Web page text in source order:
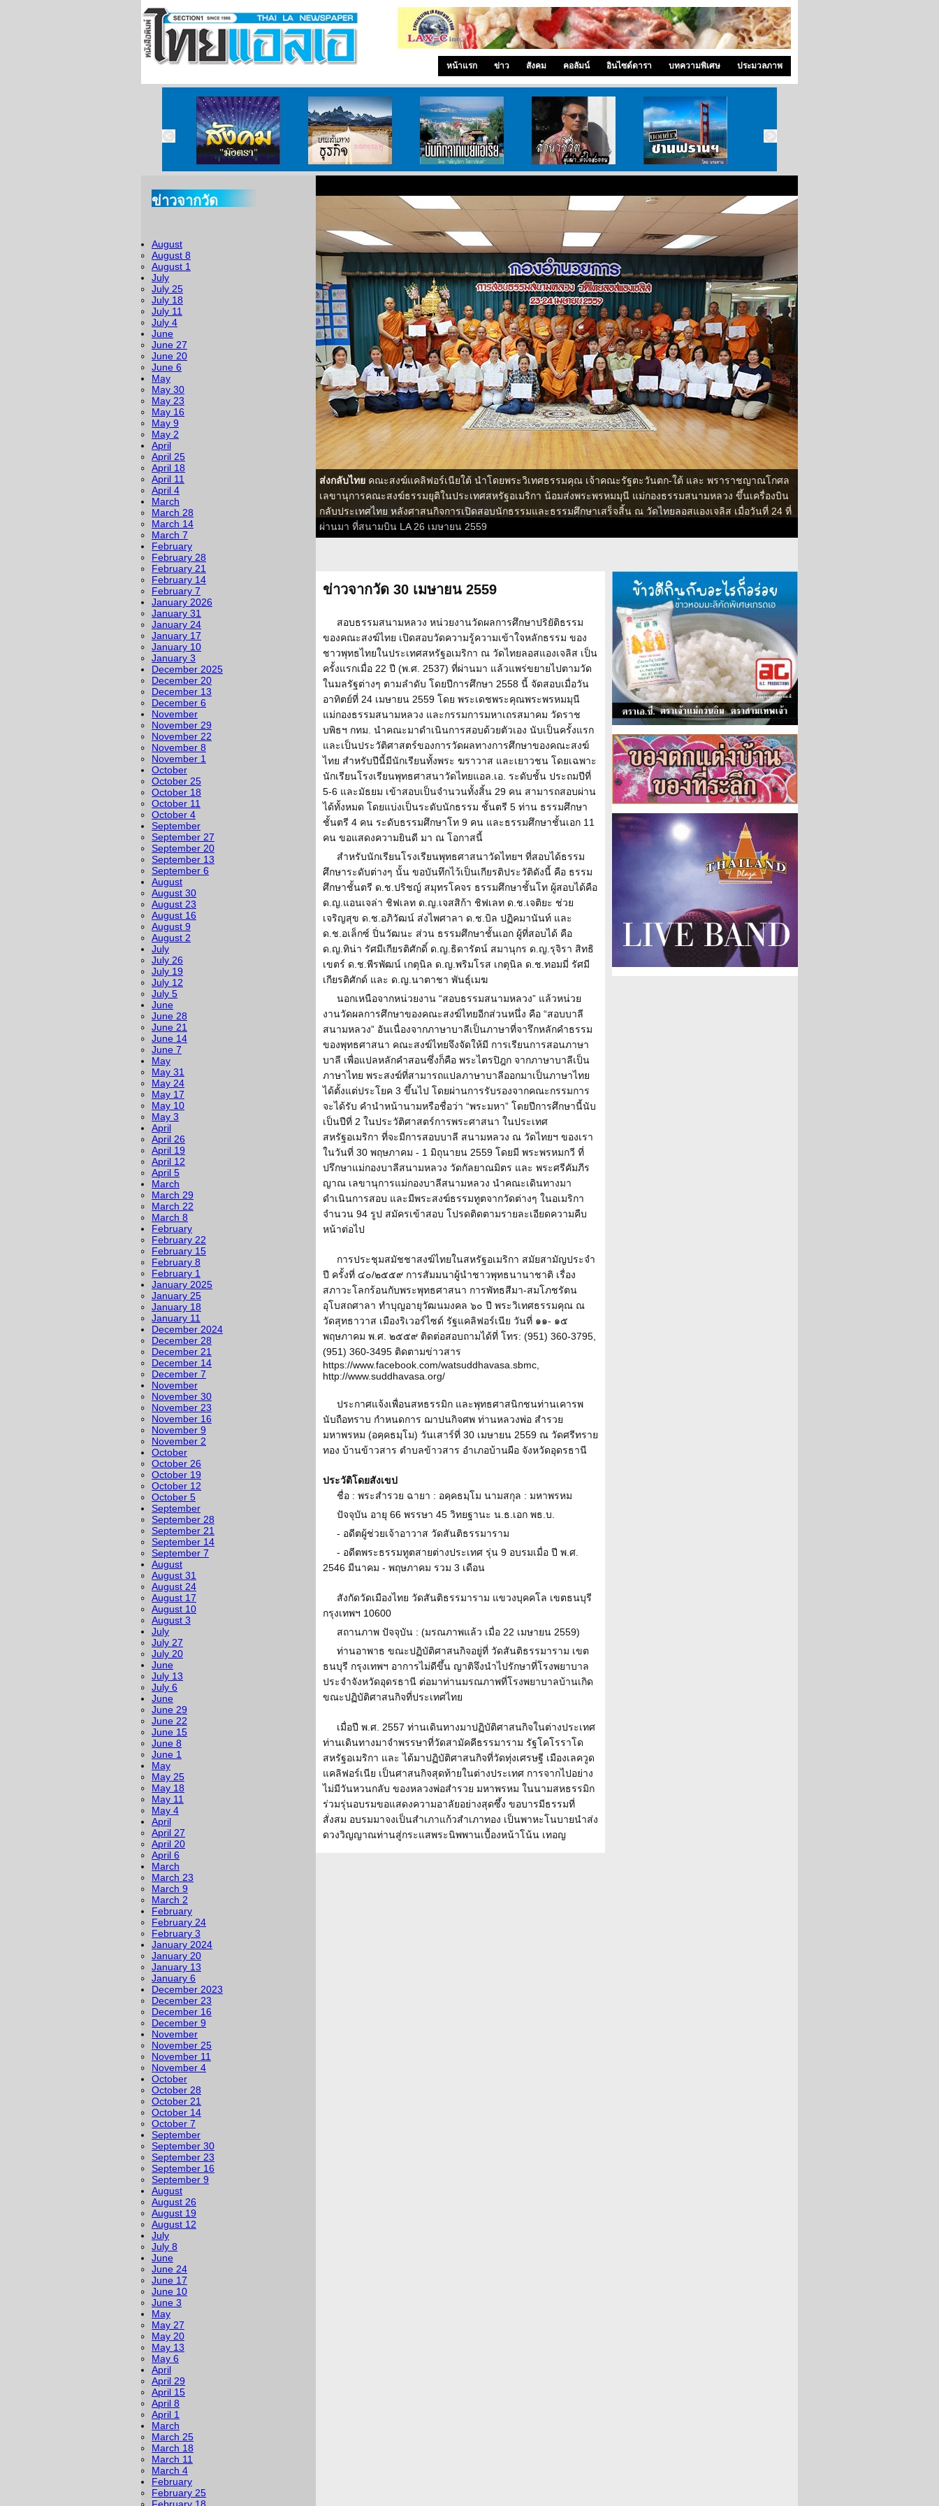
หน้าแรก ข่าว สังคม คอลัมน์ อินไซด์ดารา บทความพิเศษ ประมวลภาพ
สังคมมังตรา บนเส้นทางธุรกิจ บันทึกจากเบย์เอเรีย ลำนำ..ชีวิต บอกข่าว ซานฟราน ท่องไปใน San Francisco
ข่าวจากวัด
August
August 8
August 1
July
July 25
July 18
July 11
July 4
June
June 27
June 20
June 6
May
May 30
May 23
May 16
May 9
May 2
April
April 25
April 18
April 11
April 4
March
March 28
March 14
March 7
February
February 28
February 21
February 14
February 7
January 2026
January 31
January 24
January 17
January 10
January 3
December 2025
December 20
December 13
December 6
November
November 29
November 22
November 8
November 1
October
October 25
October 18
October 11
October 4
September
September 27
September 20
September 13
September 6
August
August 30
August 23
August 16
August 9
August 2
July
July 26
July 19
July 12
July 5
June
June 28
June 21
June 14
June 7
May
May 31
May 24
May 17
May 10
May 3
April
April 26
April 19
April 12
April 5
March
March 29
March 22
March 8
February
February 22
February 15
February 8
February 1
January 2025
January 25
January 18
January 11
December 2024
December 28
December 21
December 14
December 7
November
November 30
November 23
November 16
November 9
November 2
October
October 26
October 19
October 12
October 5
September
September 28
September 21
September 14
September 7
August
August 31
August 24
August 17
August 10
August 3
July
July 27
July 20
June
July 13
July 6
June
June 29
June 22
June 15
June 8
June 1
May
May 25
May 18
May 11
May 4
April
April 27
April 20
April 6
March
March 23
March 9
March 2
February
February 24
February 3
January 2024
January 20
January 13
January 6
December 2023
December 23
December 16
December 9
November
November 25
November 11
November 4
October
October 28
October 21
October 14
October 7
September
September 30
September 23
September 16
September 9
August
August 26
August 19
August 12
July
July 8
June
June 24
June 17
June 10
June 3
May
May 27
May 20
May 13
May 6
April
April 29
April 15
April 8
April 1
March
March 25
March 18
March 11
March 4
February
February 25
ส่งกลับไทย คณะสงฆ์แคลิฟอร์เนียใต้ นำโดยพระวิเทศธรรมคุณ เจ้าคณะรัฐตะวันตก-ใต้ และ พราราชญาณโกศล
เลขานุการคณะสงฆ์ธรรมยุติในประเทศสหรัฐอเมริกา น้อมส่งพระพรหมมุนี แม่กองธรรมสนามหลวง ขึ้นเครื่องบิน
กลับประเทศไทย หลังศาสนกิจการเปิดสอบนักธรรมและธรรมศึกษาเสร็จสิ้น ณ วัดไทยลอสแองเจลิส เมื่อวันที่ 24 ที่
ผ่านมา ที่สนามบิน LA 26 เมษายน 2559
ข่าวจากวัด 30 เมษายน 2559
สอบธรรมสนามหลวง หน่วยงานวัดผลการศึกษาปริยัติธรรม
ของคณะสงฆ์ไทย เปิดสอบวัดความรู้ความเข้าใจหลักธรรม ของ
ชาวพุทธไทยในประเทศสหรัฐอเมริกา ณ วัดไทยลอสแองเจลิส เป็น
ครั้งแรกเมื่อ 22 ปี (พ.ศ. 2537) ที่ผ่านมา แล้วแพร่ขยายไปตามวัด
ในมลรัฐต่างๆ ตามลำดับ โดยปีการศึกษา 2558 นี้ จัดสอบเมื่อวัน
อาทิตย์ที่ 24 เมษายน 2559 โดย พระเดชพระคุณพระพรหมมุนี
แม่กองธรรมสนามหลวง และกรรมการมหาเถรสมาคม วัดราช
บพิธฯ กทม. นำคณะมาดำเนินการสอบด้วยตัวเอง นับเป็นครั้งแรก
และเป็นประวัติศาสตร์ของการวัดผลทางการศึกษาของคณะสงฆ์
ไทย สำหรับปีนี้มีนักเรียนทั้งพระ ฆราวาส และเยาวชน โดยเฉพาะ
นักเรียนโรงเรียนพุทธศาสนาวัดไทยแอล.เอ. ระดับชั้น ประถมปีที่
5-6 และมัธยม เข้าสอบเป็นจำนวนทั้งสิ้น 29 คน สามารถสอบผ่าน
ได้ทั้งหมด โดยแบ่งเป็นระดับนักธรรม ชั้นตรี 5 ท่าน ธรรมศึกษา
ชั้นตรี 4 คน ระดับธรรมศึกษาโท 9 คน และธรรมศึกษาชั้นเอก 11
คน ขอแสดงความยินดี มา ณ โอกาสนี้
สำหรับนักเรียนโรงเรียนพุทธศาสนาวัดไทยฯ ที่สอบได้ธรรม
ศึกษาระดับต่างๆ นั้น ขอบันทึกไว้เป็นเกียรติประวัติดังนี้ คือ ธรรม
ศึกษาชั้นตรี ด.ช.ปริชญ์ สมุทรโคจร ธรรมศึกษาชั้นโท ผู้สอบได้คือ
ด.ญ.แอนเจล่า ชิฟเลท ด.ญ.เจสสิก้า ชิฟเลท ด.ช.เจติยะ ช่วย
เจริญสุข ด.ช.อภิวัฒน์ ส่งไพศาลา ด.ช.บิล ปฏิคมานันท์ และ
ด.ช.อเล็กซ์ ปิ่นวัฒนะ ส่วน ธรรมศึกษาชั้นเอก ผู้ที่สอบได้ คือ
ด.ญ.ทิน่า รัศมีเกียรติศักดิ์ ด.ญ.ธิดารัตน์ สมานุกร ด.ญ.รุจิรา สิทธิ
เขตร์ ด.ช.พีรพัฒน์ เกตุนิล ด.ญ.พริมโรส เกตุนิล ด.ช.ทอมมี่ รัศมี
เกียรติศักด์ และ ด.ญ.นาตาชา พันธุ์เมฆ
นอกเหนือจากหน่วยงาน “สอบธรรมสนามหลวง” แล้วหน่วย
งานวัดผลการศึกษาของคณะสงฆ์ไทยอีกส่วนหนึ่ง คือ “สอบบาลี
สนามหลวง” อันเนื่องจากภาษาบาลีเป็นภาษาที่จารึกหลักคำธรรม
ของพุทธศาสนา คณะสงฆ์ไทยจึงจัดให้มี การเรียนการสอนภาษา
บาลี เพื่อแปลหลักคำสอนซึ่งก็คือ พระไตรปิฎก จากภาษาบาลีเป็น
ภาษาไทย พระสงฆ์ที่สามารถแปลภาษาบาลีออกมาเป็นภาษาไทย
ได้ตั้งแต่ประโยค 3 ขึ้นไป โดยผ่านการรับรองจากคณะกรรมการ
จะได้รับ คำนำหน้านามหรือชื่อว่า “พระมหา” โดยปีการศึกษานี้นับ
เป็นปีที่ 2 ในประวัติศาสตร์การพระศาสนา ในประเทศ
สหรัฐอเมริกา ที่จะมีการสอบบาลี สนามหลวง ณ วัดไทยฯ ของเรา
ในวันที่ 30 พฤษภาคม - 1 มิถุนายน 2559 โดยมี พระพรหมกวี ที่
ปรึกษาแม่กองบาลีสนามหลวง วัดกัลยาณมิตร และ พระศรีคัมภีร
ญาณ เลขานุการแม่กองบาลีสนามหลวง นำคณะเดินทางมา
ดำเนินการสอบ และมีพระสงฆ์ธรรมทูตจากวัดต่างๆ ในอเมริกา
จำนวน 94 รูป สมัครเข้าสอบ โปรดติดตามรายละเอียดความคืบ
หน้าต่อไป
การประชุมสมัชชาสงฆ์ไทยในสหรัฐอเมริกา สมัยสามัญประจำ
ปี ครั้งที่ ๔๐/๒๕๕๙ การสัมมนาผู้นำชาวพุทธนานาชาติ เรื่อง
สภาวะโลกร้อนกับพระพุทธศาสนา การพัทธสีมา-สมโภชรัตน
อุโบสถศาลา ทำบุญอายุวัฒนมงคล ๖๐ ปี พระวิเทศธรรมคุณ ณ
วัดสุทธาวาส เมืองริเวอร์ไซด์ รัฐแคลิฟอร์เนีย วันที่ ๑๑- ๑๕
พฤษภาคม พ.ศ. ๒๕๕๙ ติดต่อสอบถามได้ที่ โทร: (951) 360-3795,
(951) 360-3495 ติดตามข่าวสาร
https://www.facebook.com/watsuddhavasa.sbmc,
http://www.suddhavasa.org/
ประกาศแจ้งเพื่อนสหธรรมิก และพุทธศาสนิกชนท่านเคารพ
นับถือทราบ กำหนดการ ฌาปนกิจศพ ท่านหลวงพ่อ สำรวย
มหาพรหม (อคฺคธมฺโม) วันเสาร์ที่ 30 เมษายน 2559 ณ วัดศรีทราย
ทอง บ้านข้าวสาร ตำบลข้าวสาร อำเภอบ้านผือ จังหวัดอุดรธานี
ประวัติโดยสังเขป
ชื่อ : พระสำรวย ฉายา : อคฺคธมฺโม นามสกุล : มหาพรหม
ปัจจุบัน อายุ 66 พรรษา 45 วิทยฐานะ น.ธ.เอก พธ.บ.
- อดีตผู้ช่วยเจ้าอาวาส วัดสันติธรรมาราม
- อดีตพระธรรมทูตสายต่างประเทศ รุ่น 9 อบรมเมื่อ ปี พ.ศ.
2546 มีนาคม - พฤษภาคม รวม 3 เดือน
สังกัดวัดเมืองไทย วัดสันติธรรมาราม แขวงบุคคโล เขตธนบุรี
กรุงเทพฯ 10600
สถานภาพ ปัจจุบัน : (มรณภาพแล้ว เมื่อ 22 เมษายน 2559)
ท่านอาพาธ ขณะปฏิบัติศาสนกิจอยู่ที่ วัดสันติธรรมาราม เขต
ธนบุรี กรุงเทพฯ อาการไม่ดีขึ้น ญาติจึงนำไปรักษาที่โรงพยาบาล
ประจำจังหวัดอุดรธานี ต่อมาท่านมรณภาพที่โรงพยาบาลบ้านเกิด
ขณะปฏิบัติศาสนกิจที่ประเทศไทย
เมื่อปี พ.ศ. 2557 ท่านเดินทางมาปฏิบัติศาสนกิจในต่างประเทศ
ท่านเดินทางมาจำพรรษาที่วัดสามัคคีธรรมาราม รัฐโคโรราโด
สหรัฐอเมริกา และ ได้มาปฏิบัติศาสนกิจที่วัดทุ่งเศรษฐี เมืองเลควูด
แคลิฟอร์เนีย เป็นศาสนกิจสุดท้ายในต่างประเทศ การจากไปอย่าง
ไม่มีวันหวนกลับ ของหลวงพ่อสำรวย มหาพรหม ในนามสหธรรมิก
ร่วมรุ่นอบรมขอแสดงความอาลัยอย่างสุดซึ้ง ขอบารมีธรรมที่
สั่งสม อบรมมาจงเป็นสำเภาแก้วสำเภาทอง เป็นพาหะโนบายนำส่ง
ดวงวิญญาณท่านสู่กระแสพระนิพพานเบื้องหน้าโน้น เทอญ